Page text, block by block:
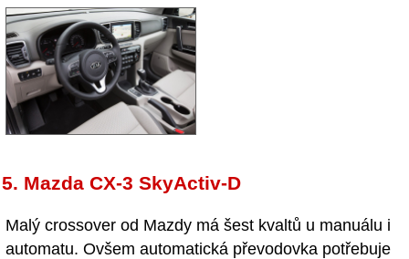
5. Mazda CX-3 SkyActiv-D
Malý crossover od Mazdy má šest kvaltů u manuálu i
automatu. Ovšem automatická převodovka potřebuje